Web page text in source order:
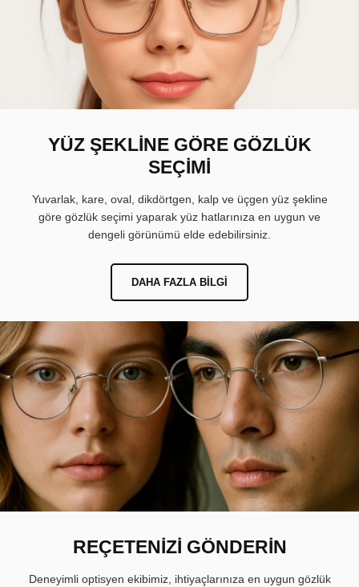
YÜZ ŞEKLİNE GÖRE GÖZLÜK
SEÇİMİ
Yuvarlak, kare, oval, dikdörtgen, kalp ve üçgen yüz şekline
göre gözlük seçimi yaparak yüz hatlarınıza en uygun ve
dengeli görünümü elde edebilirsiniz.
DAHA FAZLA BILGI
REÇETENİZİ GÖNDERİN
Deneyimli optisyen ekibimiz, ihtiyaçlarınıza en uygun gözlük